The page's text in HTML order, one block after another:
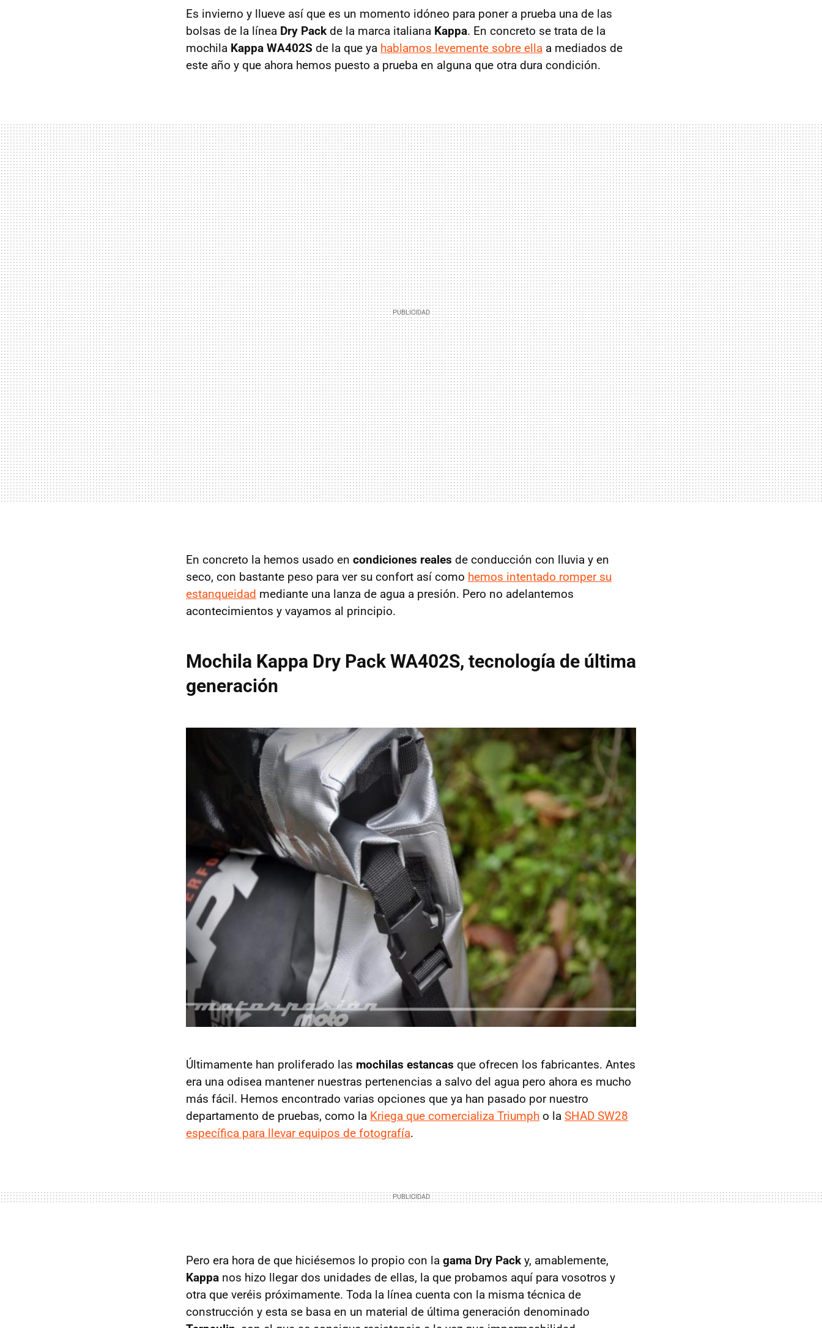
Es invierno y llueve así que es un momento idóneo para poner a prueba una de las
bolsas de la línea Dry Pack de la marca italiana Kappa. En concreto se trata de la
mochila Kappa WA402S de la que ya hablamos levemente sobre ella a mediados de
este año y que ahora hemos puesto a prueba en alguna que otra dura condición.
En concreto la hemos usado en condiciones reales de conducción con lluvia y en
seco, con bastante peso para ver su confort así como hemos intentado romper su
estanqueidad mediante una lanza de agua a presión. Pero no adelantemos
acontecimientos y vayamos al principio.
Mochila Kappa Dry Pack WA402S, tecnología de última
generación
Últimamente han proliferado las mochilas estancas que ofrecen los fabricantes. Antes
era una odisea mantener nuestras pertenencias a salvo del agua pero ahora es mucho
más fácil. Hemos encontrado varias opciones que ya han pasado por nuestro
departamento de pruebas, como la Kriega que comercializa Triumph o la SHAD SW28
específica para llevar equipos de fotografía.
Pero era hora de que hiciésemos lo propio con la gama Dry Pack y, amablemente,
Kappa nos hizo llegar dos unidades de ellas, la que probamos aquí para vosotros y
otra que veréis próximamente. Toda la línea cuenta con la misma técnica de
construcción y esta se basa en un material de última generación denominado